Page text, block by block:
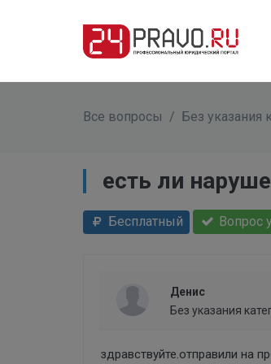
Все вопросы / Без указания
есть ли
Бесплатный Вопрос
Денис
Без указания
здравствуйте.отправили на